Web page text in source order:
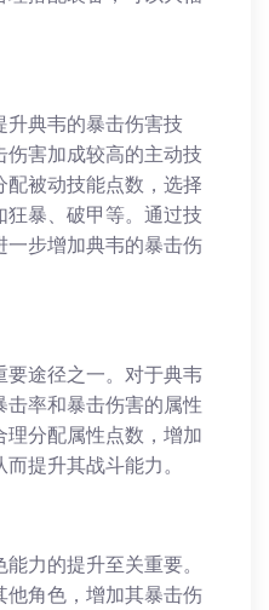
升典韦的暴击伤害技
伤害加成较高的主动技
被动技能点数，选择
狂暴、破甲等。通过技
一步增加典韦的暴击伤
要途径之一。对于典韦
率和暴击伤害的属性
分配属性点数，增加
提升其战斗能力。
力的提升至关重要。
他角色，增加其暴击伤